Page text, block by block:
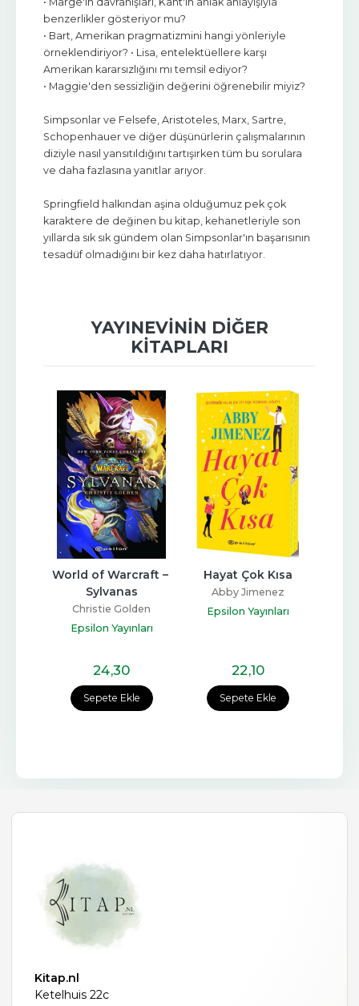
benzerlikler gösteriyor mu?
• Bart, Amerikan pragmatizmini hangi yönleriyle
örneklendiriyor? • Lisa, entelektüellere karşı
Amerikan kararsızlığını mı temsil ediyor?
• Maggie'den sessizliğin değerini öğrenebilir miyiz?
Simpsonlar ve Felsefe, Aristoteles, Marx, Sartre,
Schopenhauer ve diğer düşünürlerin çalışmalarının
diziyle nasıl yansıtıldığını tartışırken tüm bu sorulara
ve daha fazlasına yanıtlar arıyor.
Springfield halkından aşina olduğumuz pek çok
karaktere de değinen bu kitap, kehanetleriyle son
yıllarda sık sık gündem olan Simpsonlar'ın başarısının
tesadüf olmadığını bir kez daha hatırlatıyor.
YAYINEVININ DIĞER
KITAPLARI
Sepete Ekle
World of Warcraft –
Sylvanas
Christie Golden
Epsilon Yayınları
24,30
Sepete Ekle
Hayat Çok Kısa
Abby Jimenez
Epsilon Yayınları
22,10
Kitap.nl
Ketelhuis 22c